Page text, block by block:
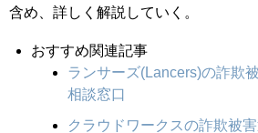
含め、詳しく解説していく。
おすすめ関連記事
ランサーズ(Lancers)の詐欺
相談窓口
クラウドワークスの詐欺被